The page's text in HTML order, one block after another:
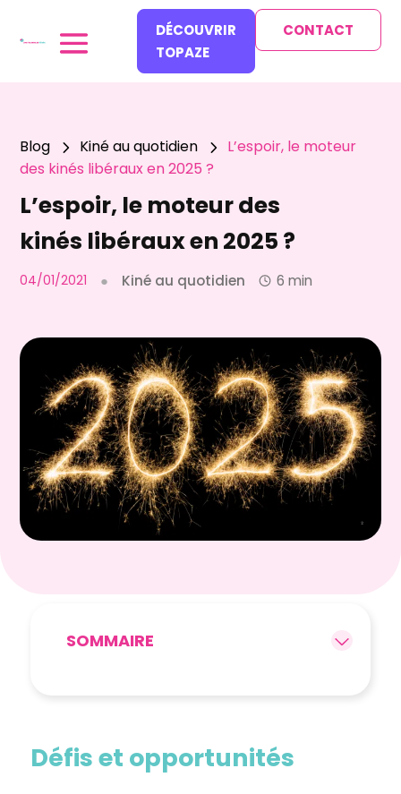
DÉCOUVRIR
TOPAZE
CONTACT
Blog 5 Kiné au quotidien 5 L’espoir, le moteur
des kinés libéraux en 2025 ?
L’espoir, le moteur des
kinés libéraux en 2025 ?
04/01/2021 ● Kiné au quotidien 6 min
SOMMAIRE
Défis et opportunités